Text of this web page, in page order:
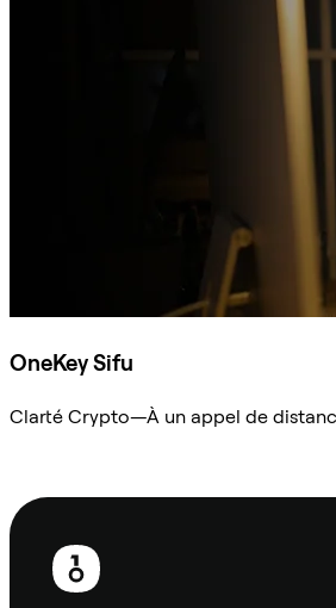
OneKey Sifu
Clarté Crypto—À un appel de
Pied